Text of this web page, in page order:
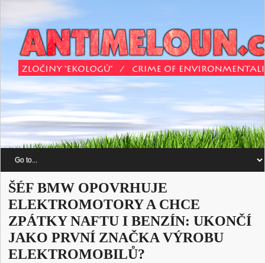
ŠÉF BMW OPOVRHUJE
ELEKTROMOTORY A CHCE
ZPÁTKY NAFTU I BENZÍN: UKONČÍ
JAKO PRVNÍ ZNAČKA VÝROBU
ELEKTROMOBILŮ?